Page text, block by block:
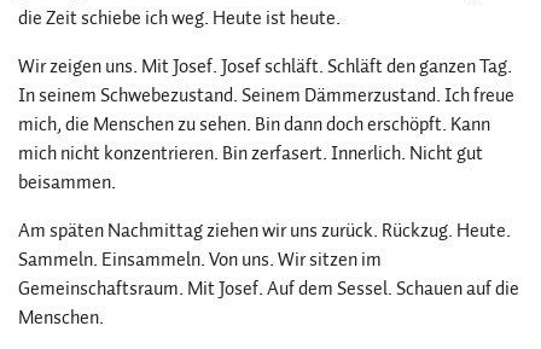
die Zeit schiebe ich weg. Heute ist heute.
Wir zeigen uns. Mit Josef. Josef schläft. Schläft den ganzen Tag.
In seinem Schwebezustand. Seinem Dämmerzustand. Ich freue
mich, die Menschen zu sehen. Bin dann doch erschöpft. Kann
mich nicht konzentrieren. Bin zerfasert. Innerlich. Nicht gut
beisammen.
Am späten Nachmittag ziehen wir uns zurück. Rückzug. Heute.
Sammeln. Einsammeln. Von uns. Wir sitzen im
Gemeinschaftsraum. Mit Josef. Auf dem Sessel. Schauen auf die
Menschen.